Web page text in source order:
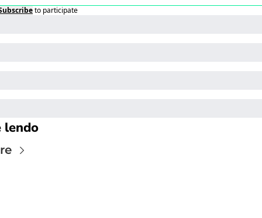
to participate
lendo